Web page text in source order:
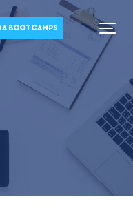
BOOTCAMPS